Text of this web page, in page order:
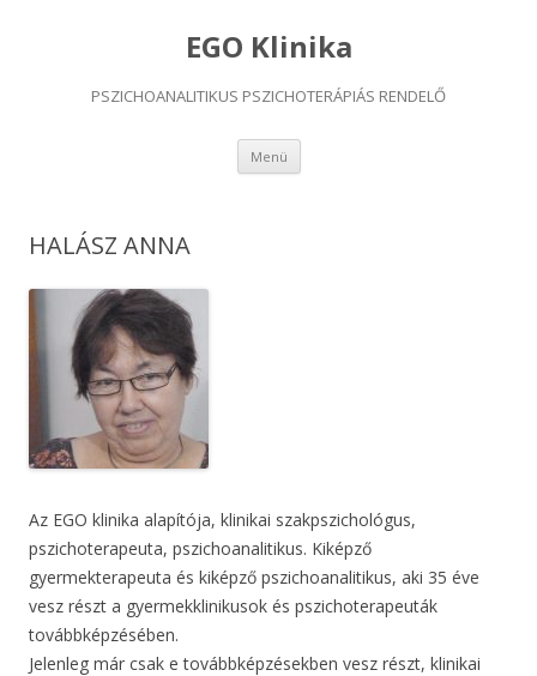
EGO Klinika
PSZICHOANALITIKUS PSZICHOTERÁPIÁS RENDELŐ
Menü Kilépés
tartalomba
HALÁSZ ANNA
Az EGO klinika alapítója, klinikai szakpszichológus,
pszichoterapeuta, pszichoanalitikus. Kiképző
gyermekterapeuta és kiképző pszichoanalitikus, aki 35 éve
vesz részt a gyermekklinikusok és pszichoterapeuták
továbbképzésében.
Jelenleg már csak e továbbképzésekben vesz részt, klinikai